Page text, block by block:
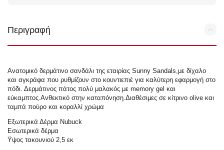
Περιγραφή
Ανατομικό δερμάτινο σανδάλι της εταιρίας Sunny Sandals,με δίχαλο
και αγκράφα που ρυθμίζουν στο κουντιεπιέ για καλύτερη εφαρμογή στο
πόδι. Δερμάτινος πάτος πολύ μαλακός με memory gel και
εύκαμπτος.Ανθεκτικό στην καταπόνηση.Διαθέσιμες σε κίτρινο olive και
ταμπά πούρο και κοραλλί χρώμα
Εξωτερικά Δέρμα Nubuck
Εσωτερικά δέρμα
Ϋψος τακουνιού 2,5 εκ